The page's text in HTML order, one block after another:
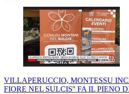
VILLAPERUCCIO, MONTESSU
FIORE NEL SULCIS'' FA IL PIENO